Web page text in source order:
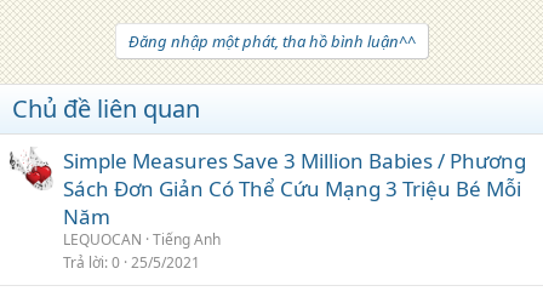
Đăng nhập một phát, tha hồ bình luận^^
Chủ đề liên quan
Simple Measures Save 3 Million Babies / Phương
Sách Đơn Giản Có Thể Cứu Mạng 3 Triệu Bé Mỗi
Năm
LEQUOCAN Tiếng Anh
Trả lời 0 25/5/2021